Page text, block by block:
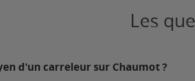
Les
d'un carreleur sur Chaumot ?